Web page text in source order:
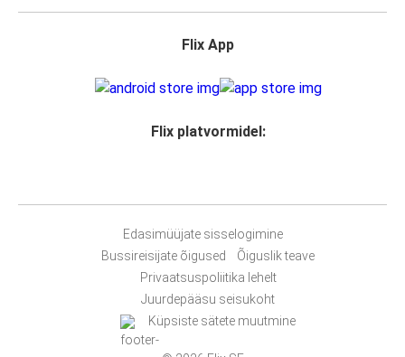
Flix App
Flix platvormidel:
Edasimüüjate sisselogimine
Bussireisijate õigused
Õiguslik teave
Privaatsuspoliitika lehelt
Juurdepääsu seisukoht
Küpsiste sätete muutmine